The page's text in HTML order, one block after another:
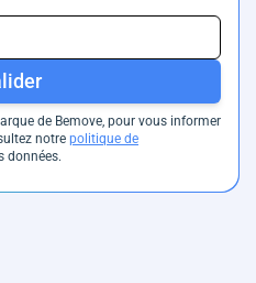
de Bemove, pour vous informer
notre politique de
données.